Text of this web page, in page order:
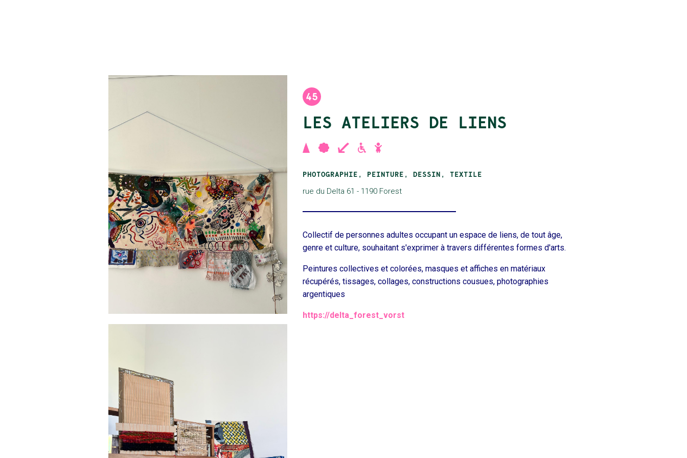
45
LES ATELIERS DE LIENS
PHOTOGRAPHIE, PEINTURE, DESSIN, TEXTILE
rue du Delta 61
Collectif de personnes adultes occupant un espace de liens, de tout âge,
genre et culture, souhaitant s'exprimer à travers différentes formes d'arts.
Peintures collectives et colorées, masques et affiches en matériaux
récupérés, tissages, collages, constructions cousues, photographies
argentiques
https://delta_forest_vorst